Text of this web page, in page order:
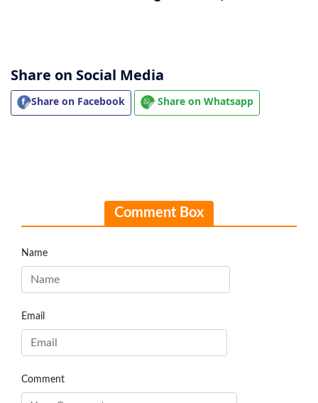
Share on Social Media
Share on Facebook Share on Whatsapp
Comment Box
Name
Email
Comment